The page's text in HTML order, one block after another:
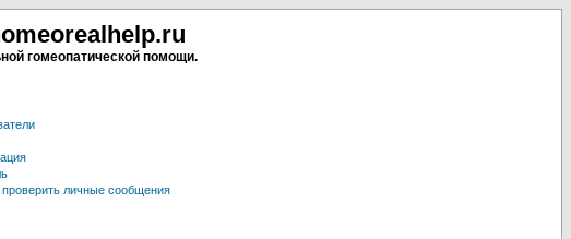
гомеопатической помощи.
проверить личные сообщения